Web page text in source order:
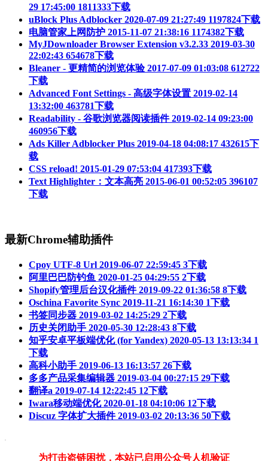
29 17:45:00 1811333下载
uBlock Plus Adblocker 2020-07-09 21:27:49 1197824下载
电脑管家上网防护 2015-11-07 21:38:16 1174382下载
MyJDownloader Browser Extension v3.2.33 2019-03-30
22:02:43 654678下载
Bleaner - 更精简的浏览体验 2017-07-09 01:03:08 612722
下载
Advanced Font Settings - 高级字体设置 2019-02-14
13:32:00 463781下载
Readability - 谷歌浏览器阅读插件 2019-02-14 09:23:00
460956下载
Ads Killer Adblocker Plus 2019-04-18 04:08:17 432615下
载
CSS reload! 2015-01-29 07:53:04 417393下载
Text Highlighter：文本高亮 2015-06-01 00:52:05 396107
下载
最新Chrome辅助插件
Cpoy UTF-8 Url 2019-06-07 22:59:45 3下载
阿里巴巴防钓鱼 2020-01-25 04:29:55 2下载
Shopify管理后台汉化插件 2019-09-22 01:36:58 8下载
Oschina Favorite Sync 2019-11-21 16:14:30 1下载
书签同步器 2019-03-02 14:25:29 2下载
历史关闭助手 2020-05-30 12:28:43 8下载
知乎安卓平板端优化 (for Yandex) 2020-05-13 13:13:34 1
下载
高科小助手 2019-06-13 16:13:57 26下载
多多产品采集编辑器 2019-03-04 00:27:15 29下载
翻译a 2019-07-14 12:22:45 12下载
Iwara移动端优化 2020-01-18 04:10:06 12下载
Discuz 字体扩大插件 2019-03-02 20:13:36 50下载
为打击盗链困扰，本站已启用公众号人机验证